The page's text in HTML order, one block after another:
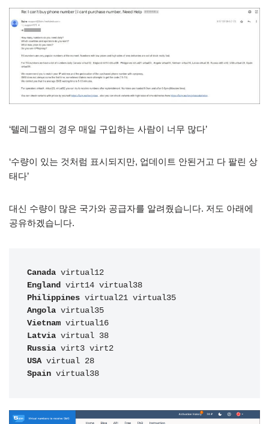
‘텔레그램의 경우 매일 구입하는 사람이 너무 많다’
‘수량이 있는 것처럼 표시되지만, 업데이트 안된거고 다 팔린 상
태다’
대신 수량이 많은 국가와 공급자를 알려줬습니다. 저도 아래에
공유하겠습니다.
Canada
England
Philippines
Angola
Vietnam
Latvia
Russia
USA
Spain virtual38